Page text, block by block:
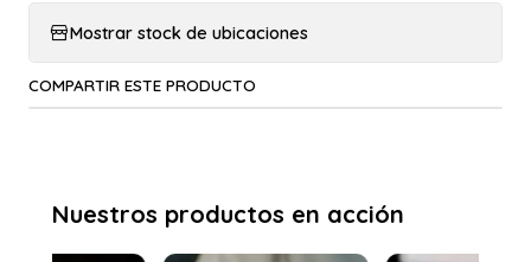
Mostrar stock de ubicaciones
COMPARTIR ESTE PRODUCTO